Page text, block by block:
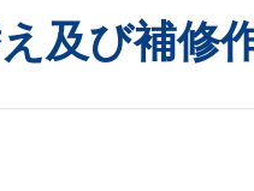
及び補修